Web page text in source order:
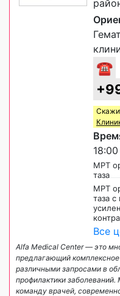
☎
18:00
МРТ
таза
МРТ
таза
Все
Alfa Medical Center — это
предлагающий
различными запросами в
профилактики
команду врачей,